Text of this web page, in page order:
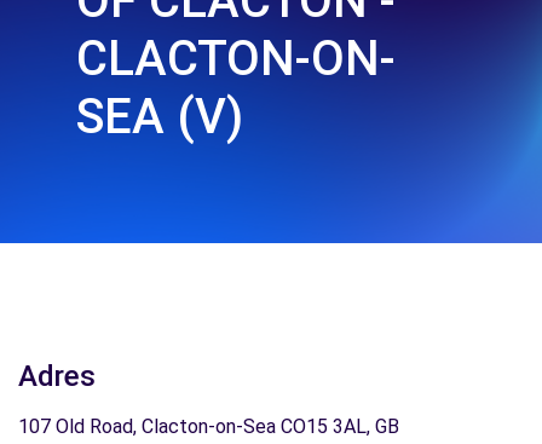
CLACTON-ON-
SEA (V)
Adres
107 Old Road, Clacton-on-Sea CO15 3AL, GB